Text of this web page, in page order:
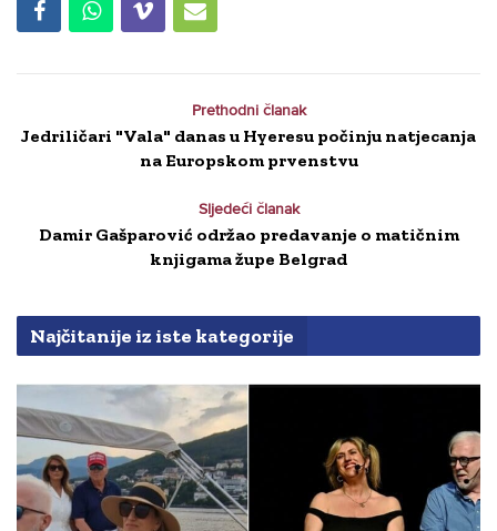
Prethodni članak
Jedriličari "Vala" danas u Hyeresu počinju natjecanja
na Europskom prvenstvu
Sljedeći članak
Damir Gašparović održao predavanje o matičnim
knjigama župe Belgrad
Najčitanije iz iste kategorije